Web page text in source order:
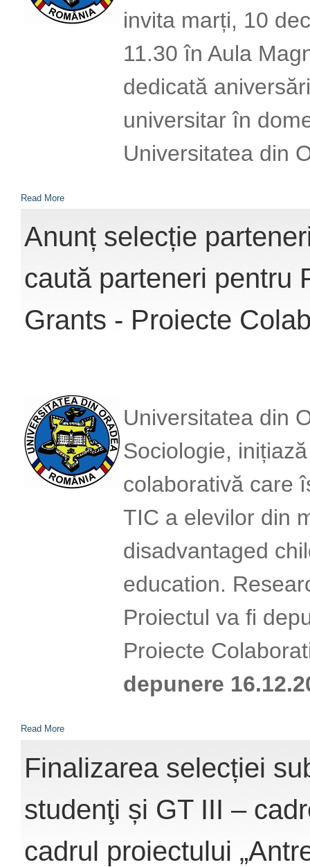
invita marți, 10
11.30 în Aula
dedicată
universitar în
Universitatea din
Read More
Anunț selecție
caută parteneri pentru
Grants - Proiecte
Universitatea din
Sociologie,
colaborativă care
TIC a elevilor din
disadvantaged
education.
Proiectul va fi
Proiecte
depunere
Read More
Finalizarea selecției
studenţi și GT III –
cadrul proiectului